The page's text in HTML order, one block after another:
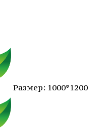
Размер: 1000*1200